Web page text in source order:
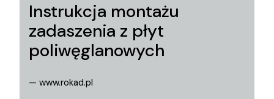
Instrukcja montażu
zadaszenia z płyt
poliwęglanowych
— www.rokad.pl